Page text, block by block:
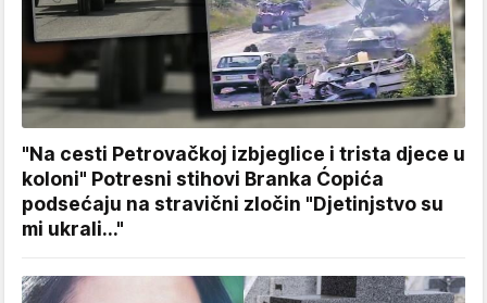
"Na cesti Petrovačkoj izbjeglice i trista djece u
koloni" Potresni stihovi Branka Ćopića
podsećaju na stravični zločin "Djetinjstvo su
mi ukrali..."